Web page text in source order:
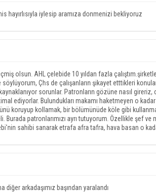
hayırlısıyla iylesip aramıza donmenizi bekliyoruz
olsun. AHL çelebide 10 yıldan fazla
söylüyorum, Çhs de çalışanların şikayet etttikleri
sorunlar. Patronların gözüne nasıl
ediyorlar. Bulundukları makamı haketmeyen o
koruyup kollamak, bir bölümünüde köle gibi
patronlarımızı ayrı tutuyorum. Özellikle şef ve
sahibi sanarak etrafa afra tafra, hava basan o
arkadaşımız başından yaralandı